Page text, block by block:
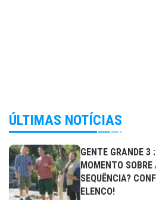
ÚLTIMAS NOTÍCIAS
GENTE GRANDE 3
MOMENTO
SEQUÊNCIA?
ELENCO!